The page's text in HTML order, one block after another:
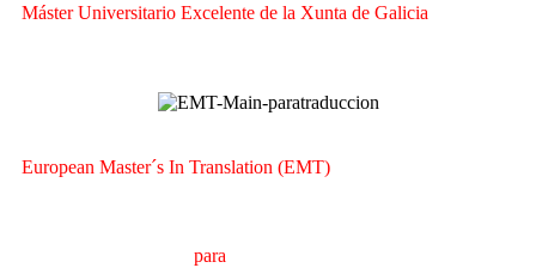
Máster Universitario Excelente de la Xunta de Galicia
European Master´s In Translation (EMT)
para